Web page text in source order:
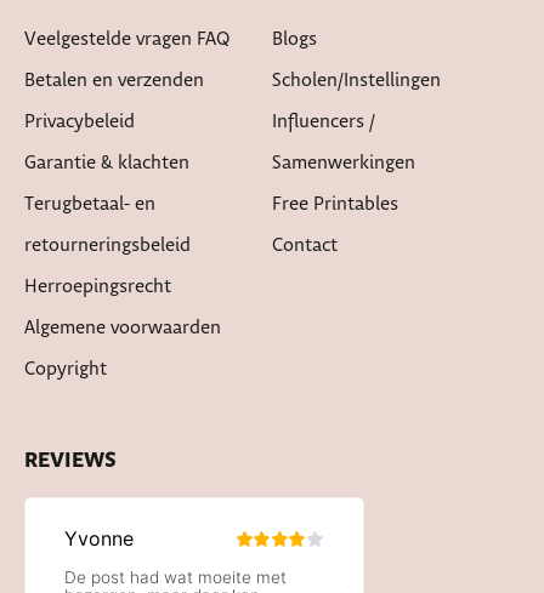
Veelgestelde vragen FAQ
Betalen en verzenden
Privacybeleid
Garantie & klachten
Terugbetaal- en
retourneringsbeleid
Herroepingsrecht
Algemene voorwaarden
Copyright
Blogs
Scholen/instellingen
Influencers /
Samenwerkingen
Free Printables
Contact
REVIEWS